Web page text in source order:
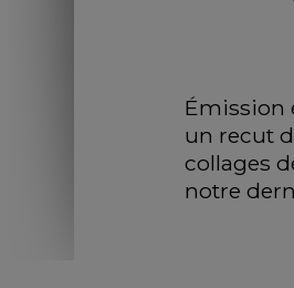
Émission
un recut
collages
notre